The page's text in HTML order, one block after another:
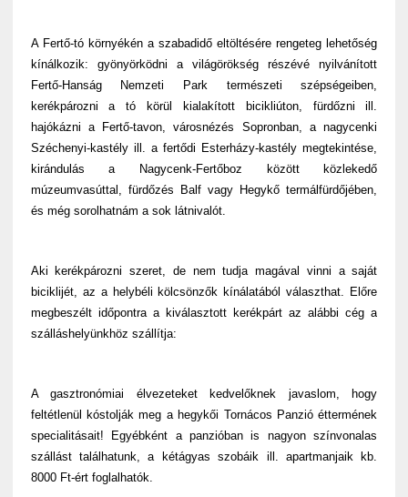
A Fertő-tó környékén a szabadidő eltöltésére rengeteg lehetőség
kínálkozik: gyönyörködni a világörökség részévé nyilvánított
Fertő-Hanság Nemzeti Park természeti szépségeiben,
kerékpározni a tó körül kialakított bicikliúton, fürdőzni ill.
hajókázni a Fertő-tavon, városnézés Sopronban, a nagycenki
Széchenyi-kastély ill. a fertődi Esterházy-kastély megtekintése,
kirándulás a Nagycenk-Fertőboz között közlekedő
múzeumvasúttal, fürdőzés Balf vagy Hegykő termálfürdőjében,
és még sorolhatnám a sok látnivalót.
Aki kerékpározni szeret, de nem tudja magával vinni a saját
biciklijét, az a helybéli kölcsönzők kínálatából választhat. Előre
megbeszélt időpontra a kiválasztott kerékpárt az alábbi cég a
szálláshelyünkhöz szállítja:
A gasztronómiai élvezeteket kedvelőknek javaslom, hogy
feltétlenül kóstolják meg a hegykői Tornácos Panzió éttermének
specialitásait! Egyébként a panzióban is nagyon színvonalas
szállást találhatunk, a kétágyas szobáik ill. apartmanjaik kb.
8000 Ft-ért foglalhatók.